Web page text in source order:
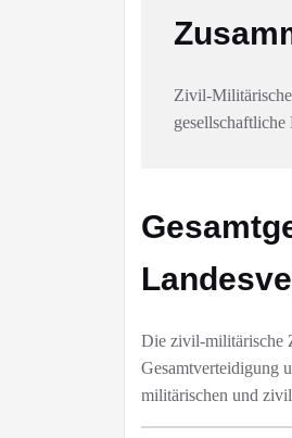
Zivil-
gesellschaftliche
Die zivil-militärische
Gesamtverteidigung
militärischen und